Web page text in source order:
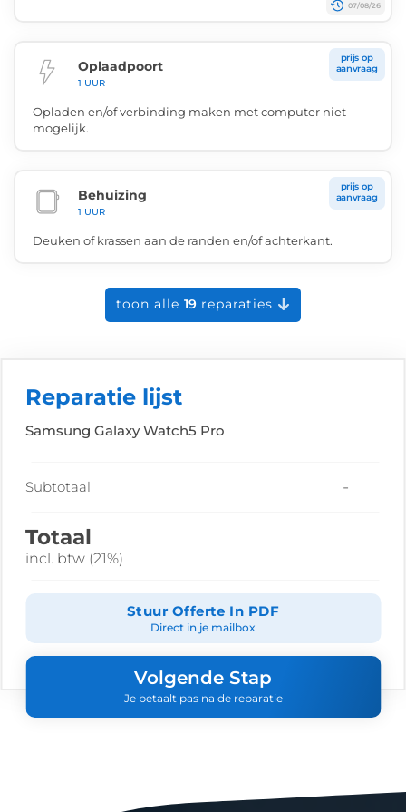
07/08/26
Oplaadpoort
1 UUR
prijs op
aanvraag
Opladen en/of verbinding maken met computer niet
mogelijk.
Behuizing
1 UUR
prijs op
aanvraag
Deuken of krassen aan de randen en/of achterkant.
toon alle 19 reparaties
Reparatie lijst
Samsung Galaxy Watch5 Pro
Subtotaal -
Totaal
incl. btw (21%)
Stuur Offerte In PDF
Direct in je mailbox
Volgende Stap
Je betaalt pas na de reparatie